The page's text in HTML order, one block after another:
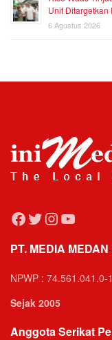
Unit Ditargetkan
6 Agustus 2026
Facebook
Twitter
Instagram
YouTube
PT. MEDIA
NPWP : 74.561.041.0-
Sejak 2005
Anggota Serikat